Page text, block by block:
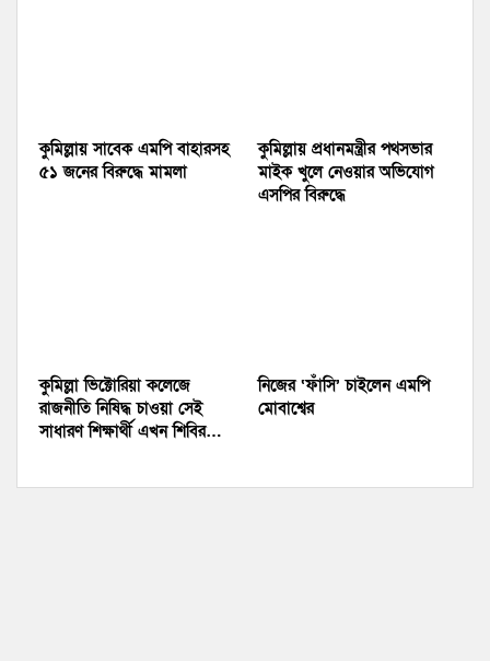
কুমিল্লায় সাবেক এমপি বাহারসহ
৫১ জনের বিরুদ্ধে মামলা
কুমিল্লায় প্রধানমন্ত্রীর পথসভার
মাইক খুলে নেওয়ার অভিযোগ
এসপির বিরুদ্ধে
কুমিল্লা ভিক্টোরিয়া কলেজে
রাজনীতি নিষিদ্ধ চাওয়া সেই
সাধারণ শিক্ষার্থী এখন শিবির…
নিজের ‘ফাঁসি’ চাইলেন এমপি
মোবাশ্বের